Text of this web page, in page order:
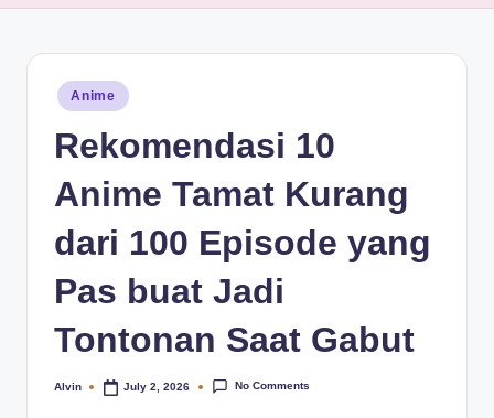
a
e.
m
Posted
in
Anime
Rekomendasi 10
Anime Tamat Kurang
dari 100 Episode yang
Pas buat Jadi
Tontonan Saat Gabut
Posted
Alvin July 2, 2026 No Comments